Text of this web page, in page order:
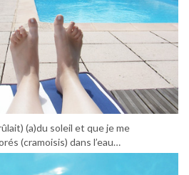
(a)du soleil et que je me
(cramoisis) dans l’eau…